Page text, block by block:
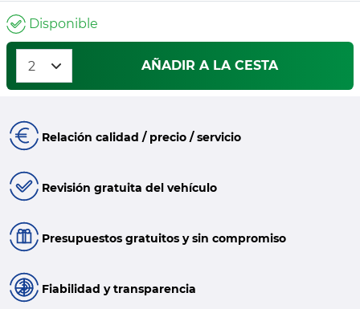
Disponible
AÑADIR A LA CESTA
Relación calidad / precio / servicio
Revisión gratuita del vehículo
Presupuestos gratuitos y sin compromiso
Fiabilidad y transparencia